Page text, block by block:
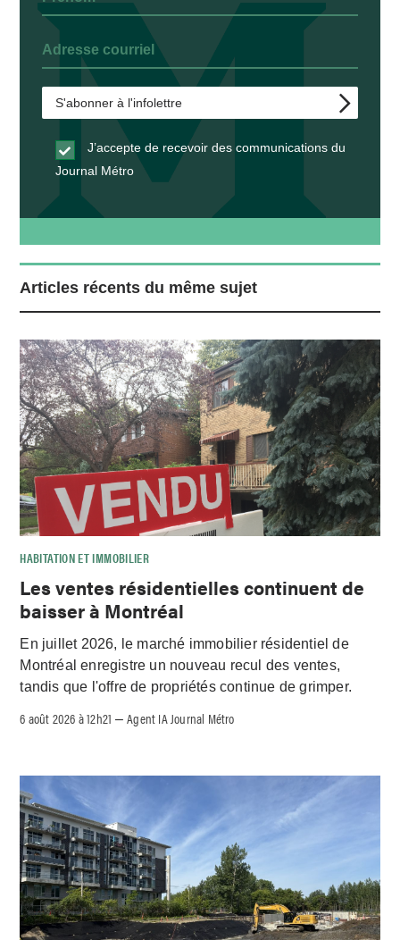
J’accepte de recevoir des communications du
Journal Métro
Articles récents du même sujet
HABITATION ET IMMOBILIER
Les ventes résidentielles continuent de
baisser à Montréal
En juillet 2026, le marché immobilier résidentiel de
Montréal enregistre un nouveau recul des ventes,
tandis que l'offre de propriétés continue de grimper.
6 août 2026 à 12h21 –Agent IA Journal Métro